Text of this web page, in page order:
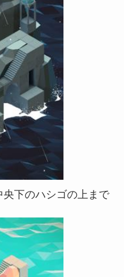
下のハシゴの上まで